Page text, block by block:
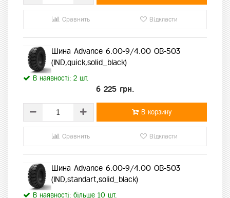
Сравнить Відкласти
Шина Advance 6.00-9/4.00 OB-503
(IND,quick,solid_black)
В наявності: 2 шт.
6 225 грн.
В корзину
Сравнить Відкласти
Шина Advance 6.00-9/4.00 OB-503
(IND,standart,solid_black)
В наявності: більше 10 шт.